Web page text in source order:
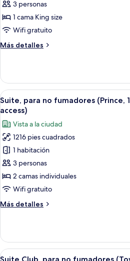
junior,
1
cama
size,
fumadores
(Panoramic,22-
27F,Club
Lounge)
3 personas
1 cama King size
Wifi gratuito
Más detalles
Más
junior,
cama
King
para
no
fumadores
(Panoramic,22-
27F,Club
Abrir
todas
las
fotos
de
Suite,
para
no
fumadores
19-
access)
Una
24
Suite, para no fumadores (Prince,
access)
Vista a la ciudad
1216 pies cuadrados
1 habitación
3 personas
2 camas individuales
Wifi gratuito
Más detalles
Más
para
no
fumadores
Abrir
25
Suite Club, para no fumadores